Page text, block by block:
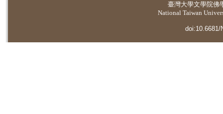
臺灣大學文學院佛
National Taiwan
doi:10.6681/